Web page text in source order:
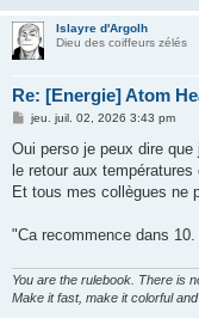
Islayre d'Argolh
Dieu des coiffeurs zélés
Re: [Energie] Atom
M
s
a
g
jeu. juil. 02, 2026 3:43 pm
Oui perso je peux dire
le retour aux
Et tous mes collègues ne
"Ca recommence dans
You are the rulebook. There is
Make it fast, make it colorful